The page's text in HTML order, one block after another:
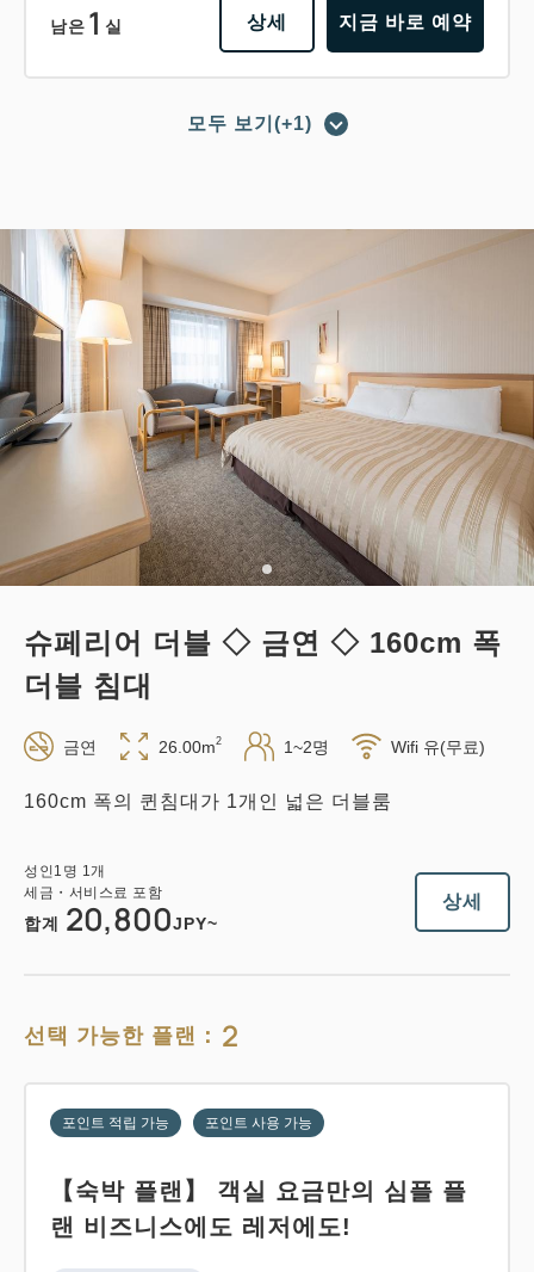
남은 1 실 상세 지금 바로 예약
성인 명 1개
세금・서비스료 포함
합계 22,120 JPY
의 베이직 플랜 비즈니스에도 레저에
도!
적립 포인트 221~
조식 현지 지불・Web 결제
in 14:00~ / out 11:00까지
남은 1실 상세 지금 바로 예약
모두 보기(+1)
슈페리어 더블 ◇ 금연 ◇ 160cm 폭
더블 침대
금연 26.00m2 1~2명 Wifi 유(무료)
160cm 폭의 퀸침대가 1개인 넓은 더블룸
성인 1 명 1개
세금・서비스료 포함
합계 20,800JPY~
상세
선택 가능한 플랜： 2
포인트 적립 가능 포인트 사용 가능
【숙박 플랜】 객실 요금만의 심플 플
랜 비즈니스에도 레저에도!